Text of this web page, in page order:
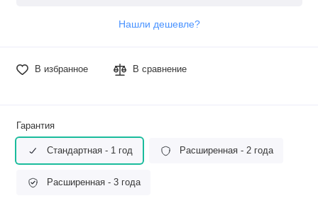
Нашли дешевле?
В избранное В сравнение
Гарантия
Стандартная - 1 год Расширенная - 2 года
Расширенная - 3 года